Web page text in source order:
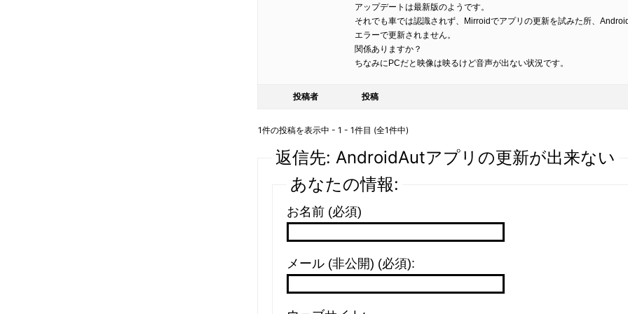
アップデートは最新版のようです。
それでも車では認識されず、Mirroidでアプリの更新を試みた所、
エラーで更新されません。
関係ありますか？
ちなみにPCだと映像は映るけど音声が出ない状況です。
投稿者 投稿
1件の投稿を表示中 - 1 - 1件目 (全1件中)
返信先: AndroidAutアプリの更新が出来ない
あなたの情報:
お名前 (必須)
メール (非公開) (必須):